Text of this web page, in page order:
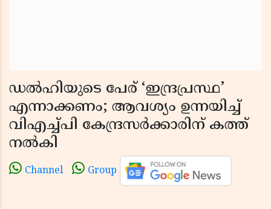
ഡൽഹിയുടെ പേര് ‘ഇന്ദ്രപ്രസ്ഥ’
എന്നാക്കണം; ആവശ്യം ഉന്നയിച്ച്
വിഎച്ച്പി കേന്ദ്രസർക്കാരിന് കത്ത്
നൽകി
Channel Group